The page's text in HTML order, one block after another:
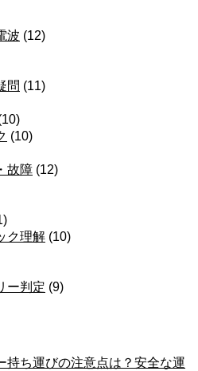
波 (12)
問 (11)
(10)
故障 (12)
ク理解 (10)
ー判定 (9)
持ち運びの注意点は？安全な運